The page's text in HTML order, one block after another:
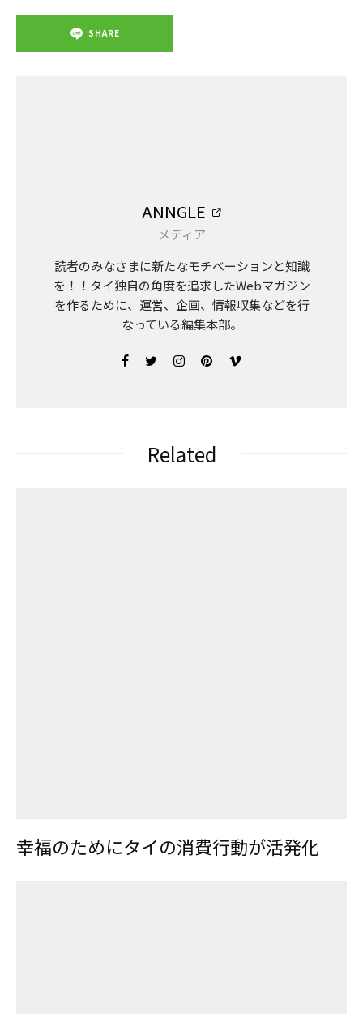
SHARE
ANNGLE
メディア
読者のみなさまに新たなモチベーションと知識
を！！タイ独自の角度を追求したWebマガジン
を作るために、運営、企画、情報収集などを行
なっている編集本部。
Related
幸福のためにタイの消費行動が活発化